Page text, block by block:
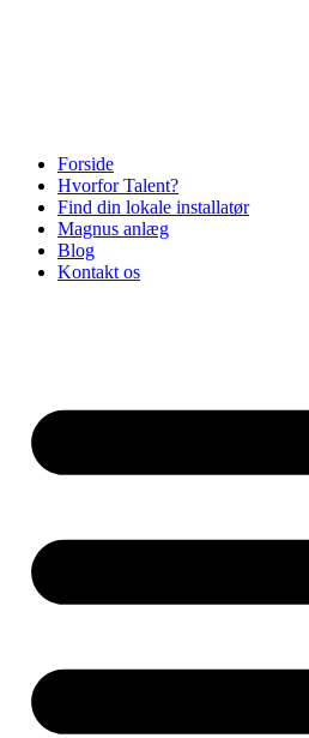
Forside
Hvorfor Talent?
Find din lokale installatør
Magnus anlæg
Blog
Kontakt os